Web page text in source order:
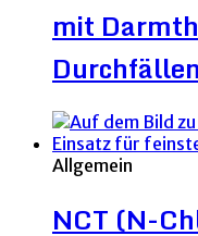
mit
Allgemein
NCT (N-